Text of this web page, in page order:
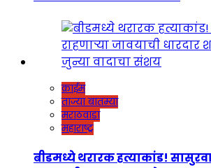
क्राईम
ताज्या बातम्या
मराठवाडा
महाराष्ट्र
बीडमध्ये थरारक हत्याकांड!